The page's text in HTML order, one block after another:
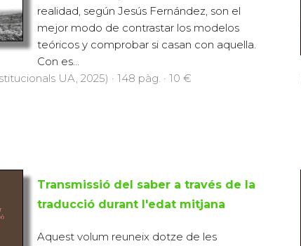
realidad, según Jesús Fernández, son el
mejor modo de contrastar los modelos
teóricos y comprobar si casan con aquella.
Con es...
UA, 2025) · 148 pàg. · 10 €
Transmissió del saber a través de la
traducció durant l'edat mitjana
Aquest volum reuneix dotze de les